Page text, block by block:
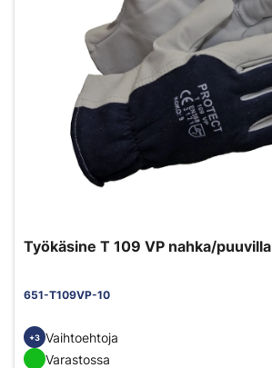
Työkäsine T 109 VP nahka/puuvilla
651-T109VP-10
+3 Vaihtoehtoja
Varastossa